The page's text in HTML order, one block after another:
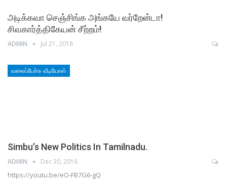
அடிக்கவா செஞ்சிங்க அங்கயே வர்றேன்டா!
சிவகார்த்திகேயன் சீற்றம்!
ADMIN Jul 21, 2018
வலைப்பேச்சு வீடியோஸ்
Simbu’s New Politics In Tamilnadu.
ADMIN Dec 30, 2016
https://youtu.be/eO-FB7G6-gQ